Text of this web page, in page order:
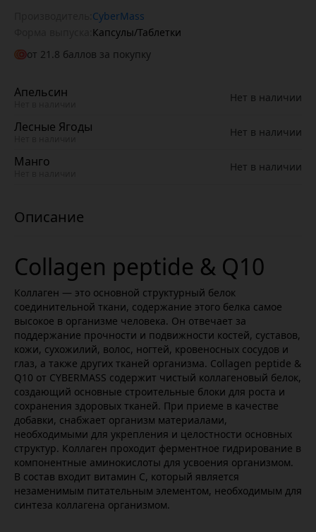
CyberMass
Капсулы/Таблетки
от 21.8 баллов за покупку
Апельсин Нет в наличии
Лесные Ягоды Нет в наличии
Манго Нет в наличии
Collagen peptide & Q10
Коллаген — это основной структурный белок
соединительной ткани, содержание этого белка самое
высокое в организме человека. Он отвечает за
поддержание прочности и подвижности костей, суставов,
кожи, сухожилий, волос, ногтей, кровеносных сосудов и
глаз, а также других тканей организма. Collagen peptide &
Q10 от CYBERMASS содержит чистый коллагеновый белок,
создающий основные строительные блоки для роста и
сохранения здоровых тканей. При приеме в качестве
добавки, снабжает организм материалами,
необходимыми для укрепления и целостности основных
структур. Коллаген проходит ферментное гидрирование в
компонентные аминокислоты для усвоения организмом.
В состав входит витамин С, который является
незаменимым питательным элементом, необходимым для
синтеза коллагена организмом.